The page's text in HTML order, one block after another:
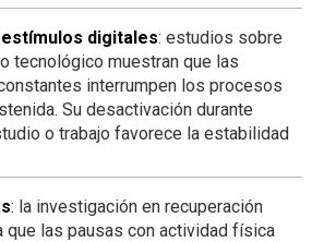
digitales: estudios sobre
tecnológico muestran que las
interrumpen los procesos
Su desactivación durante
o trabajo favorece la estabilidad
: la investigación en recuperación
que las pausas con actividad física